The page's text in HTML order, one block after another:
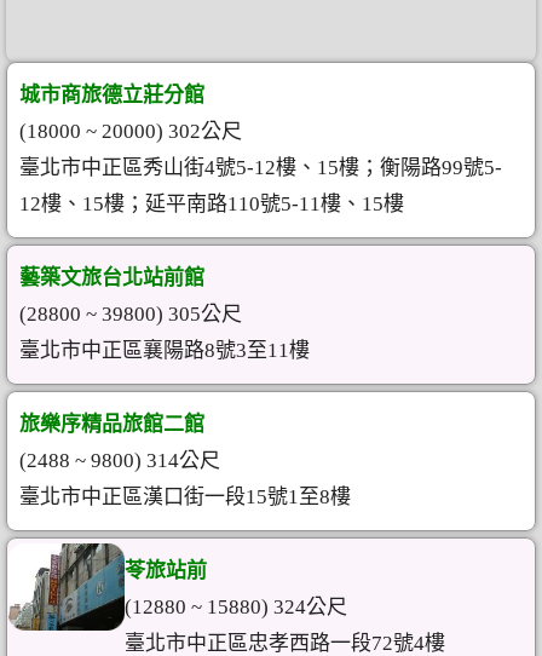
城市商旅德立莊分館
(18000 ~ 20000) 302公尺
臺北市中正區秀山街4號5-12樓、15樓；衡陽路99號5-
12樓、15樓；延平南路110號5-11樓、15樓
藝築文旅台北站前館
(28800 ~ 39800) 305公尺
臺北市中正區襄陽路8號3至11樓
旅樂序精品旅館二館
(2488 ~ 9800) 314公尺
臺北市中正區漢口街一段15號1至8樓
苓旅站前
(12880 ~ 15880) 324公尺
臺北市中正區忠孝西路一段72號4樓